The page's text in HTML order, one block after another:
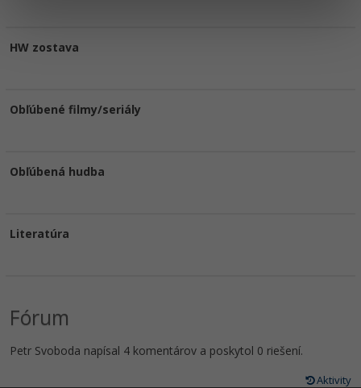
HW zostava
Obľúbené filmy/seriály
Obľúbená hudba
Literatúra
Fórum
Petr Svoboda napísal 4 komentárov a poskytol 0 riešení.
Aktivity